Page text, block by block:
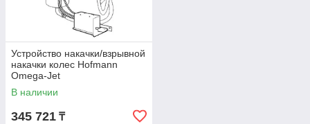
Устройство накачки/взрывной
накачки колес Hofmann
Omega-Jet
В наличии
345 721 ₸